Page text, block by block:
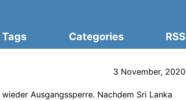
Tags Categories RSS
3 November, 2020
Ausgangssperre. Nachdem Sri Lanka